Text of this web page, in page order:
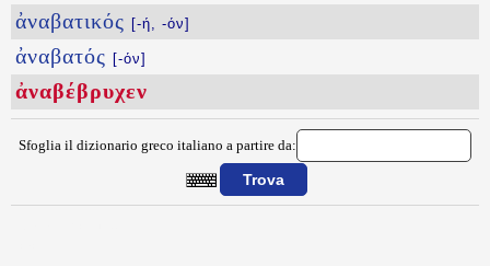
ἀναβατικός [-ή, -όν]
ἀναβατός [-όν]
ἀναβέβρυχεν
Sfoglia il dizionario greco italiano a partire da: